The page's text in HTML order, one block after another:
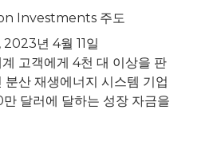
Investments 주도
, 2023년 4월 11일
고객에게 4천 대 이상을 판
산 재생에너지 시스템 기업
달러에 달하는 성장 자금을